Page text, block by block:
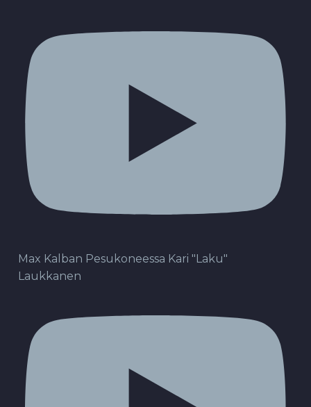
Max Kalban Pesukoneessa Kari "Laku"
Laukkanen